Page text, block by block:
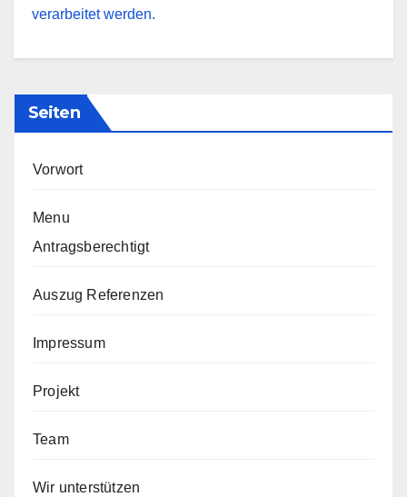
verarbeitet werden.
Seiten
Vorwort
Menu
Antragsberechtigt
Auszug Referenzen
Impressum
Projekt
Team
Wir unterstützen